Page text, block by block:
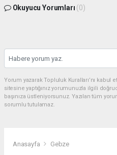
Okuyucu Yorumları (0)
Yorum yazarak Topluluk Kuralları’nı
sitesine yaptığınız yorumunuzla ilgili
başınıza üstleniyorsunuz. Yazılan tüm
sorumlu tutulamaz.
Anasayfa Gebze